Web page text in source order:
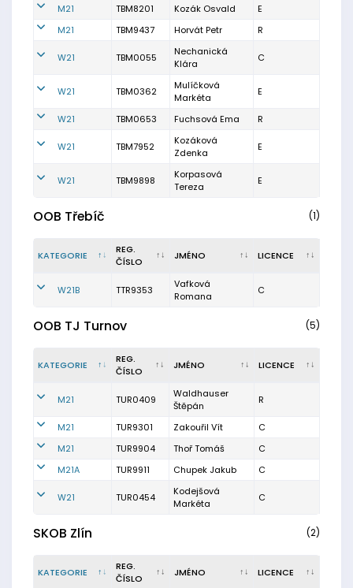
M21
TBM8201 Kozák Osvald
E
M21
TBM9437 Horvát Petr R
W21 TBM0055
Nechanická
Klára
C
W21 TBM0362
Mulíčková
Markéta
E
W21 TBM0653 Fuchsová Ema R
W21 TBM7952
Kozáková
Zdenka
E
W21 TBM9898
Korpasová
Tereza
E
OOB Třebíč (1)
KATEGORIE
REG.
ČÍSLO
JMÉNO LICENCE
W21B TTR9353
Vafková
Romana
C
OOB TJ Turnov (5)
KATEGORIE
REG.
ČÍSLO
JMÉNO LICENCE
M21 TUR0409
Waldhauser
Štěpán
R
M21 TUR9301 Zakouřil Vít
C
M21
TUR9904 Thoř Tomáš
C
M21A
TUR9911 Chupek Jakub C
W21 TUR0454
Kodejšová
Markéta
C
SKOB Zlín (2)
KATEGORIE
REG.
ČÍSLO
JMÉNO LICENCE